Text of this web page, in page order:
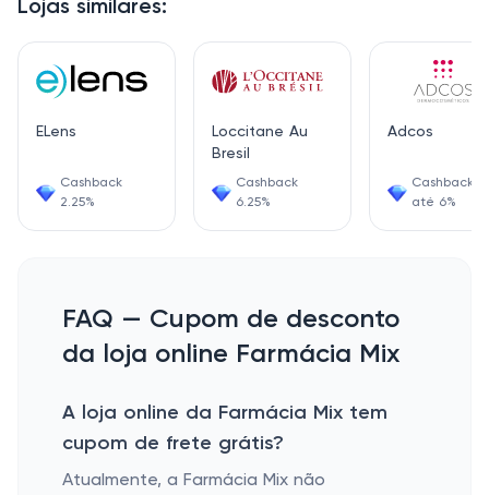
Lojas similares:
ELens
Cashback
2.25%
Loccitane Au
Bresil
Cashback
6.25%
Adcos
Cashback
até 6%
FAQ — Cupom de desconto
da loja online Farmácia Mix
A loja online da Farmácia Mix tem
cupom de frete grátis?
Atualmente, a Farmácia Mix não